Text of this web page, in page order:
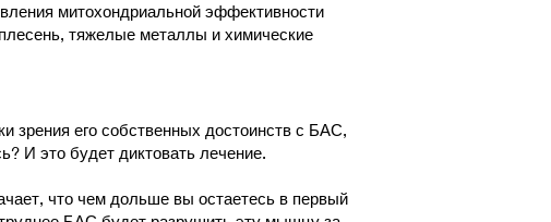
митохондриальной эффективности
тяжелые металлы и химические
зрения его собственных достоинств с БАС,
И это будет диктовать лечение.
что чем дольше вы остаетесь в первый